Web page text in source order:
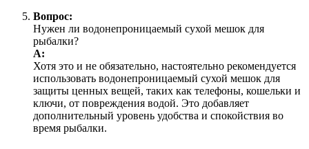
Вопрос:
Нужен ли водонепроницаемый сухой мешок для
рыбалки?
А:
Хотя это и не обязательно, настоятельно рекомендуется
использовать водонепроницаемый сухой мешок для
защиты ценных вещей, таких как телефоны, кошельки и
ключи, от повреждения водой. Это добавляет
дополнительный уровень удобства и спокойствия во
время рыбалки.